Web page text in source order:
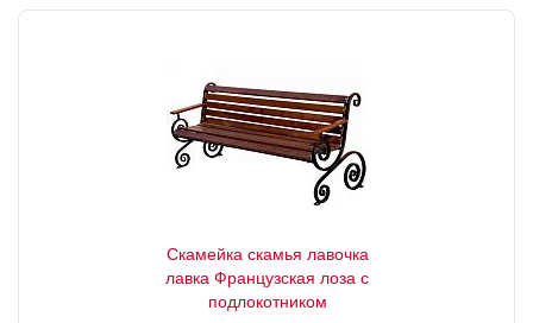
Скамейка скамья лавочка
лавка Французская лоза с
подлокотником